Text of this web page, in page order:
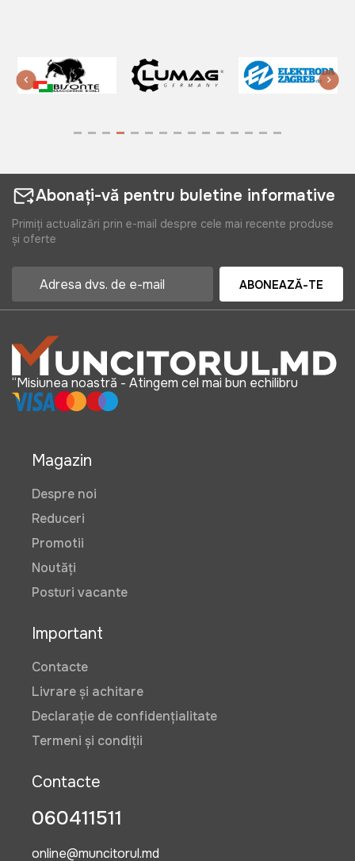
Abonați-vă pentru buletine informative
Primiți actualizări prin e-mail despre cele mai recente produse
și oferte
ABONEAZĂ-TE
“Misiunea noastră - Atingem cel mai bun echilibru
Magazin
Despre noi
Reduceri
Promotii
Noutăți
Posturi vacante
Important
Contacte
Livrare și achitare
Declarație de confidențialitate
Termeni și condiții
Contacte
060411511
online@muncitorul.md